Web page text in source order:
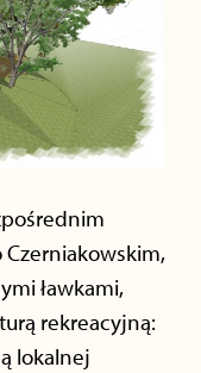
ławkami,
rekreacyjną:
lokalnej